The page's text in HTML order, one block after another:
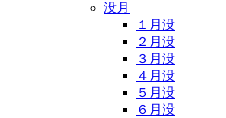
没月
１月没
２月没
３月没
４月没
５月没
６月没